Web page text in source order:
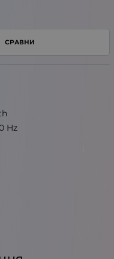
СРАВНИ
Hz